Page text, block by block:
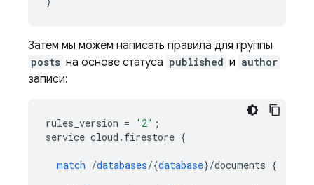
Затем мы можем написать правила для группы
posts на основе статуса published и author
записи:
rules_version = '2' ;
service cloud . firestore {
match /databases/{database}/documents {